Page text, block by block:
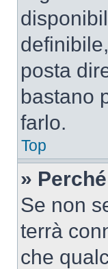
posta
bastano
farlo.
Top
»
Se non
terrà
che